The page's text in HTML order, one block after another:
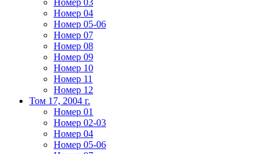
Номер 03
Номер 04
Номер 05-06
Номер 07
Номер 08
Номер 09
Номер 10
Номер 11
Номер 12
Том 17, 2004 г.
Номер 01
Номер 02-03
Номер 04
Номер 05-06